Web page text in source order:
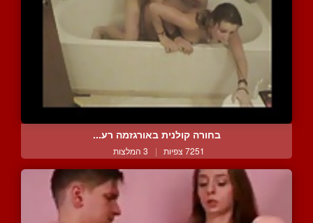
בחורה קולנית באורגזמה רע...
7251 צפיות | 3 המלצות